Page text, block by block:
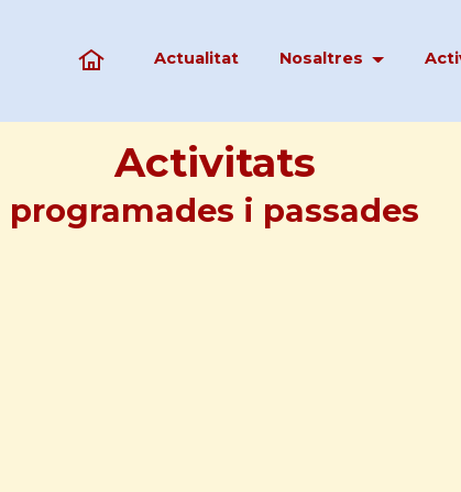
Actualitat Nosaltres
Activitats
programades i passades